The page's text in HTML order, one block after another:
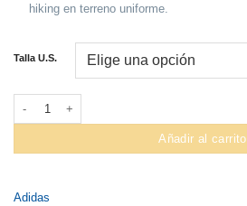
hiking en terreno uniforme.
Talla U.S.
Añadir al carrito
Adidas